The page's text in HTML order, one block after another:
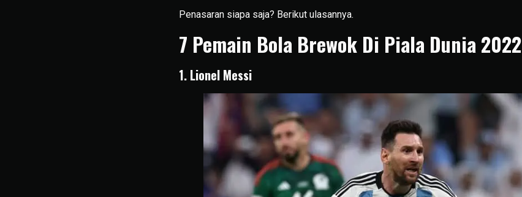
Penasaran siapa saja? Berikut ulasannya.
7 Pemain Bola Brewok Di Piala Dunia 2022
1. Lionel Messi